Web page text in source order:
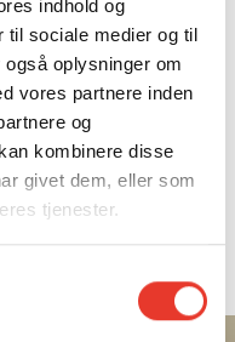
indhold og
til sociale medier og til
oplysninger om
vores partnere inden
og
kombinere disse
givet dem, eller som
tjenester.